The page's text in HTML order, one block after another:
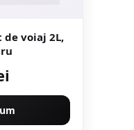
de voiaj 2L,